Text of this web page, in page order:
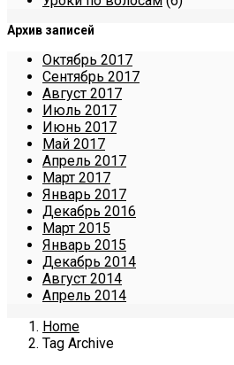
Архив записей
Октябрь 2017
Сентябрь 2017
Август 2017
Июль 2017
Июнь 2017
Май 2017
Апрель 2017
Март 2017
Январь 2017
Декабрь 2016
Март 2015
Январь 2015
Декабрь 2014
Август 2014
Апрель 2014
Home
Tag Archive